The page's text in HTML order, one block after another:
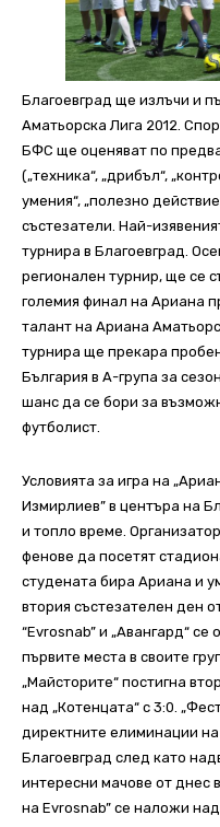
Благоевград ще излъчи и
Аматьорска Лига 2012.
БФС ще оценяват по
(„техника“, „дрибъл“,
умения“, „полезно
състезатели. Най-
турнира в Благоевград.
регионален турнир, ще се
големия финал на Ариана
талант на Ариана
турнира ще прекара
България в А-група за
шанс да се бори за
футболист.
Условията за игра на
Измирлиев” в центъра на
и топло време.
фенове да посетят
студената бира Ариана и
втория състезателен ден
“Evrosnab” и „Авангард“
първите места в своите
„Майсторите“ постигна
над „Котенцата“ с 3:0.
директните елиминации
Благоевград след като
интересни мачове от днес
на Evrosnab” се наложи над